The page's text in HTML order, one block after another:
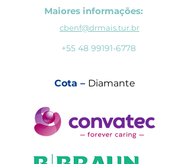
Maiores informações:
cbenf@drmais.tur.br
+55 48 99191-6778
Cota – Diamante